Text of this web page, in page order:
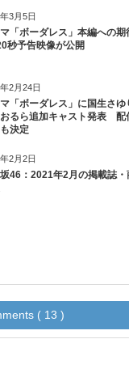
3月5日
マ「ボーダレス」本編への期
秒予告映像が公開
2月24日
マ「ボーダレス」に国生さゆ
るら追加キャスト発表 配
決定
2月2日
46：2021年2月の掲載誌・
( 13 )